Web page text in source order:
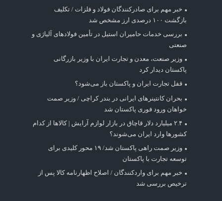
خبر مهم برای صادرکنندگان فولاد و فلزات / تکلیف
بازگشت ۱۰۰ درصدی ارز مشخص شد
بررسی خدمات حامیران استیل در تأمین فولادهای آلیاژی و
صنعتی
وزیر صنعت، معدن و تجارت ایران با وزیر بازرگانی
پاکستان دیدار کرد
قفل تجارت ایران و پاکستان باز می‌شود؟
بحران کانتینر‌های ایرانی در بندر کراچی / وزیر صمت
خواهان ورود فوری پاکستان شد
۲.۴ میلیارد دلار قاچاق در بازار لوازم آرایش | کالاها از کدام
کشورها وارد ایران می‌شوند؟
وزیر صمت راهی پاکستان شد/ ۱۹ محور کلیدی برای
توسعه تجارت با پاکستان
خبر مهم برای واردکنندگان / اصلاح اظهارنامه کالا پس از
ترخیص بررسی شد